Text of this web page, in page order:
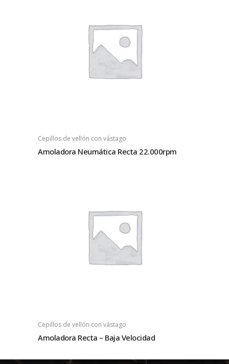
Cepillos de vellón con vástago
Amoladora Neumática Recta 22.000rpm
Cepillos de vellón con vástago
Amoladora Recta – Baja Velocidad